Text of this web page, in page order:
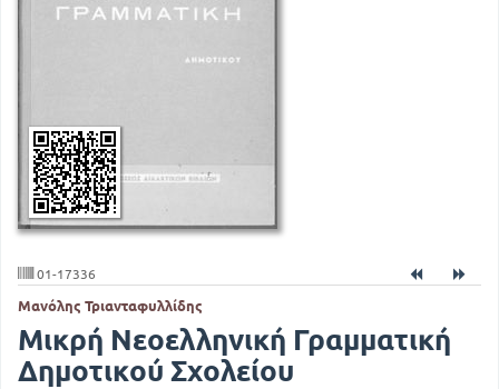
01-17336
Μανόλης Τριανταφυλλίδης
Μικρή Νεοελληνική Γραμματική
Δημοτικού Σχολείου